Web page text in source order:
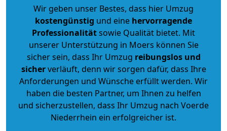
Wir geben unser Bestes, dass hier Umzug
kostengünstig und eine hervorragende
Professionalitätsowie Qualität bietet. Mit
unserer Unterstützung in Moers können Sie
sicher sein, dass Ihr Umzug reibungslos und
sicherverläuft, denn wir sorgen dafür, dass Ihre
Anforderungen und Wünsche erfüllt werden. Wir
haben die besten Partner, um Ihnen zu helfen
und sicherzustellen, dass Ihr Umzug nach Voerde
Niederrhein ein erfolgreicher ist.